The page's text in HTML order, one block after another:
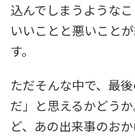
込んでしまうような
いいことと悪いこと
す。
ただそんな中で、最
だ」と思えるかどう
ど、あの出来事のお